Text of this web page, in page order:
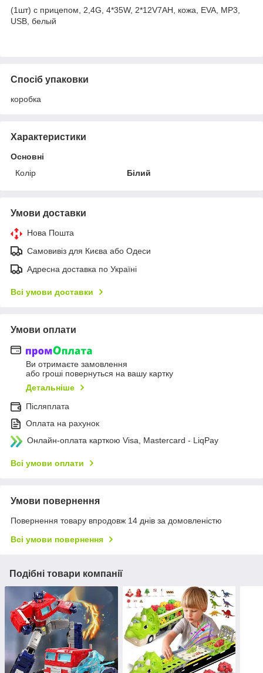
(1шт) с прицепом, 2,4G, 4*35W, 2*12V7AH, кожа, EVA, MP3,
USB, белый
Спосіб упаковки
коробка
Характеристики
Основні
Колір
Білий
Умови доставки
Нова Пошта
Самовивіз для Києва або Одеси
Адресна доставка по Україні
Всі умови доставки
Умови оплати
Ви отримаєте замовлення
або гроші повернуться на вашу картку
Детальніше
Післяплата
Оплата на рахунок
Онлайн-оплата карткою Visa, Mastercard - LiqPay
Всі умови оплати
Умови повернення
Повернення товару впродовж 14 днів за домовленістю
Всі умови повернення
Подібні товари компанії